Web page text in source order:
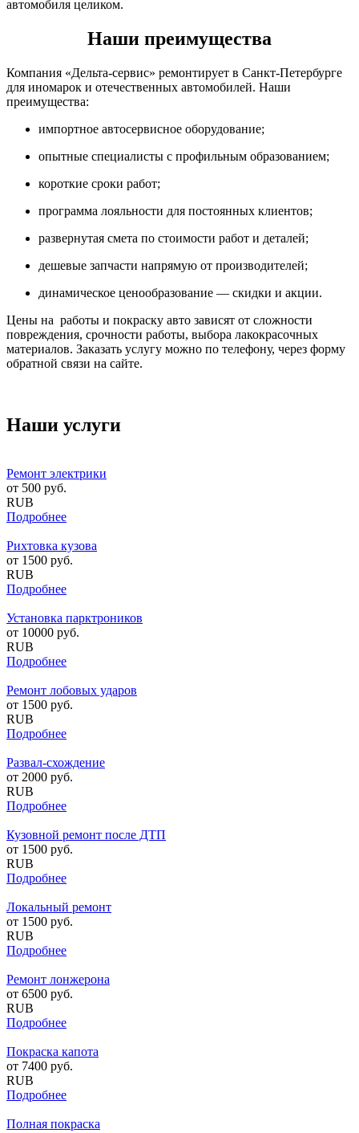
автомобиля целиком.
Наши преимущества
Компания «Дельта-сервис» ремонтирует в Санкт-Петербурге
для иномарок и отечественных автомобилей. Наши
преимущества:
импортное автосервисное оборудование;
опытные специалисты с профильным образованием;
короткие сроки работ;
программа лояльности для постоянных клиентов;
развернутая смета по стоимости работ и деталей;
дешевые запчасти напрямую от производителей;
динамическое ценообразование — скидки и акции.
Цены на работы и покраску авто зависят от сложности
повреждения, срочности работы, выбора лакокрасочных
материалов. Заказать услугу можно по телефону, через форму
обратной связи на сайте.
Наши услуги
Ремонт электрики
от 500 руб.
RUB
Подробнее
Рихтовка кузова
от 1500 руб.
RUB
Подробнее
Установка парктроников
от 10000 руб.
RUB
Подробнее
Ремонт лобовых ударов
от 1500 руб.
RUB
Подробнее
Развал-схождение
от 2000 руб.
RUB
Подробнее
Кузовной ремонт после ДТП
от 1500 руб.
RUB
Подробнее
Локальный ремонт
от 1500 руб.
RUB
Подробнее
Ремонт лонжерона
от 6500 руб.
RUB
Подробнее
Покраска капота
от 7400 руб.
RUB
Подробнее
Полная покраска